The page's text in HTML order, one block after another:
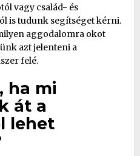
vagy család- és
is tudunk segítséget kérni.
aggodalomra okot
azt jelenteni a
felé.
ha mi
át a
lehet